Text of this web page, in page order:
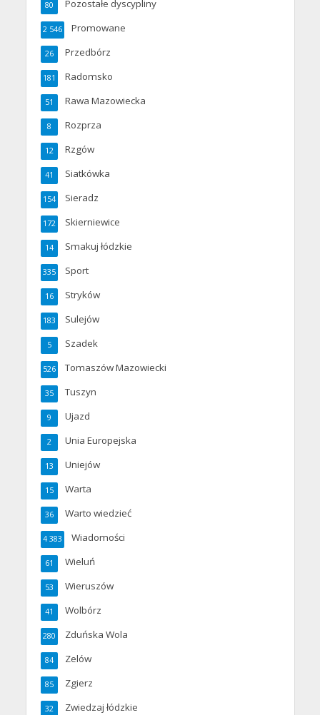
Pozostałe dyscypliny
80
Promowane
2 546
Przedbórz
26
Radomsko
181
Rawa Mazowiecka
51
Rozprza
8
Rzgów
12
Siatkówka
41
Sieradz
154
Skierniewice
172
Smakuj łódzkie
14
Sport
335
Stryków
16
Sulejów
183
Szadek
5
Tomaszów Mazowiecki
526
Tuszyn
35
Ujazd
9
Unia Europejska
2
Uniejów
13
Warta
15
Warto wiedzieć
36
Wiadomości
4 383
Wieluń
61
Wieruszów
53
Wolbórz
41
Zduńska Wola
280
Zelów
84
Zgierz
85
Zwiedzaj łódzkie
32